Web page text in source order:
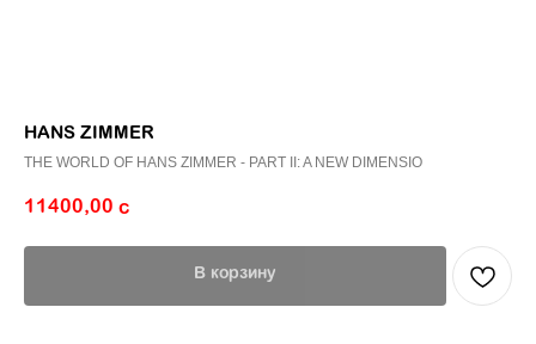
HANS ZIMMER
THE WORLD OF HANS ZIMMER - PART II: A NEW DIMENSIO
11400,00 с
В корзину